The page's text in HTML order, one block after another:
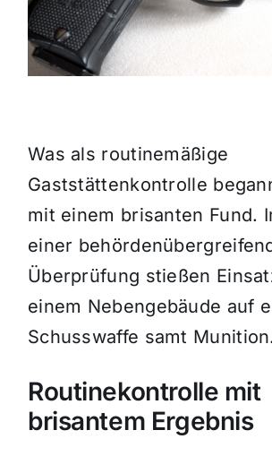
Themen und Termine
Was als routinemäßige
Gaststättenkontrolle
mit einem brisanten Fund.
einer
Überprüfung stießen
einem Nebengebäude auf
Schusswaffe samt
Routinekontrolle mit
brisantem Ergebnis